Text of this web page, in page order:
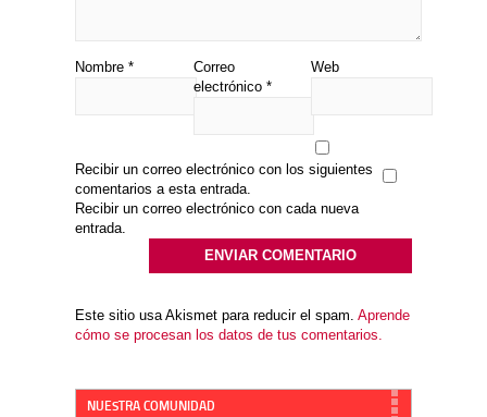
Nombre *
Correo
electrónico *
Web
Recibir un correo electrónico con los siguientes
comentarios a esta entrada.
Recibir un correo electrónico con cada nueva
entrada.
Este sitio usa Akismet para reducir el spam. Aprende
cómo se procesan los datos de tus comentarios.
NUESTRA COMUNIDAD